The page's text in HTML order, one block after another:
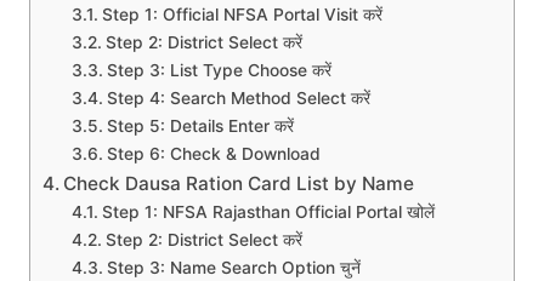
Step 1: Official NFSA Portal Visit करें
Step 2: District Select करें
Step 3: List Type Choose करें
Step 4: Search Method Select करें
Step 5: Details Enter करें
Step 6: Check & Download
Check Dausa Ration Card List by Name
Step 1: NFSA Rajasthan Official Portal खोलें
Step 2: District Select करें
Step 3: Name Search Option चुनें